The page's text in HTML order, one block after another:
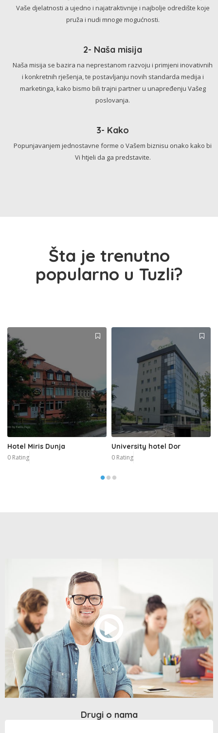
Vaše djelatnosti a ujedno i najatraktivnije i najbolje odredište koje
pruža i nudi mnoge mogućnosti.
2- Naša misija
Naša misija se bazira na neprestanom razvoju i primjeni inovativnih
i konkretnih rješenja, te postavljanju novih standarda medija i
marketinga, kako bismo bili trajni partner u unapređenju Vašeg
poslovanja.
3- Kako
Popunjavanjem jednostavne forme o Vašem biznisu onako kako bi
Vi htjeli da ga predstavite.
Šta je trenutno
popularno u Tuzli?
Hotel Miris Dunja
0 Rating
University hotel Dor
0 Rating
Drugi o nama